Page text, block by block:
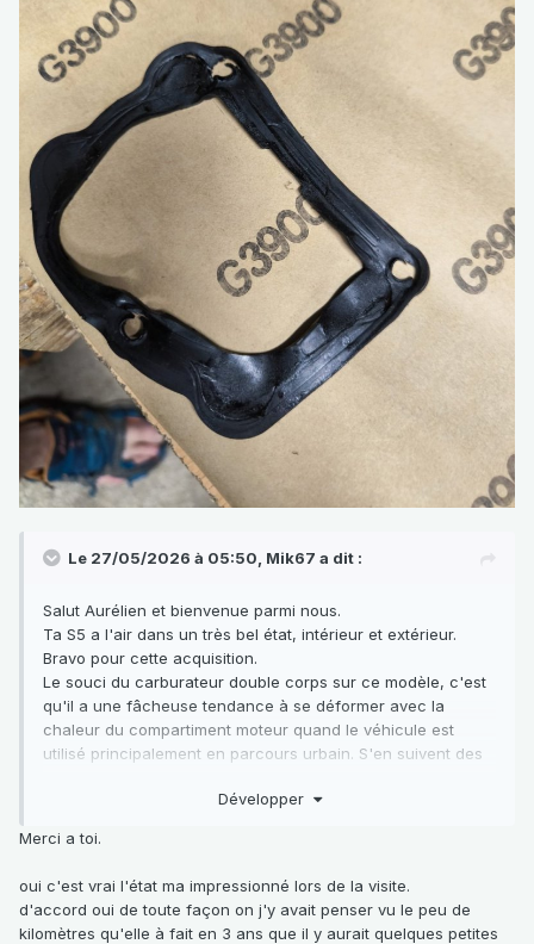
Le 27/05/2026 à 05:50, Mik67 a dit :
Salut Aurélien et bienvenue parmi nous.
Ta S5 a l'air dans un très bel état, intérieur et extérieur.
Bravo pour cette acquisition.
Le souci du carburateur double corps sur ce modèle, c'est
qu'il a une fâcheuse tendance à se déformer avec la
chaleur du compartiment moteur quand le véhicule est
utilisé principalement en parcours urbain. S'en suivent des
Sans dramatiser, comme évoqué plus haut par notre admin.,
Tu découvriras tous les renseignements et piste dont tu as
Bon courage pour sa remise en route et sa fiabilisation.
Si tu souhaites partager avec nous ton travail, je ne peux
Développer
Merci a toi.
oui c'est vrai l'état ma impressionné lors de la visite.
d'accord oui de toute façon on j'y avait penser vu le peu de
kilomètres qu'elle à fait en 3 ans que il y aurait quelques petites